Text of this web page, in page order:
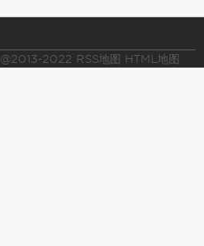
@2013-2022 RSS地图 HTML地图